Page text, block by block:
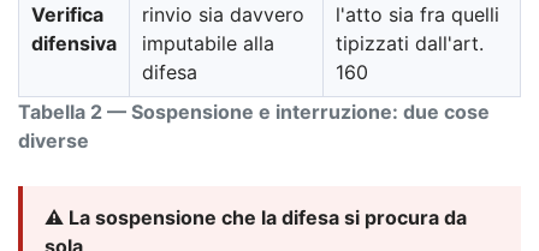
Tabella 2 — Sospensione e interruzione: due cose
diverse
Verifica
difensiva
rinvio sia davvero
imputabile alla
difesa
l'atto sia fra quelli
tipizzati dall'art.
160
⚠️ La sospensione che la difesa si procura da
sola